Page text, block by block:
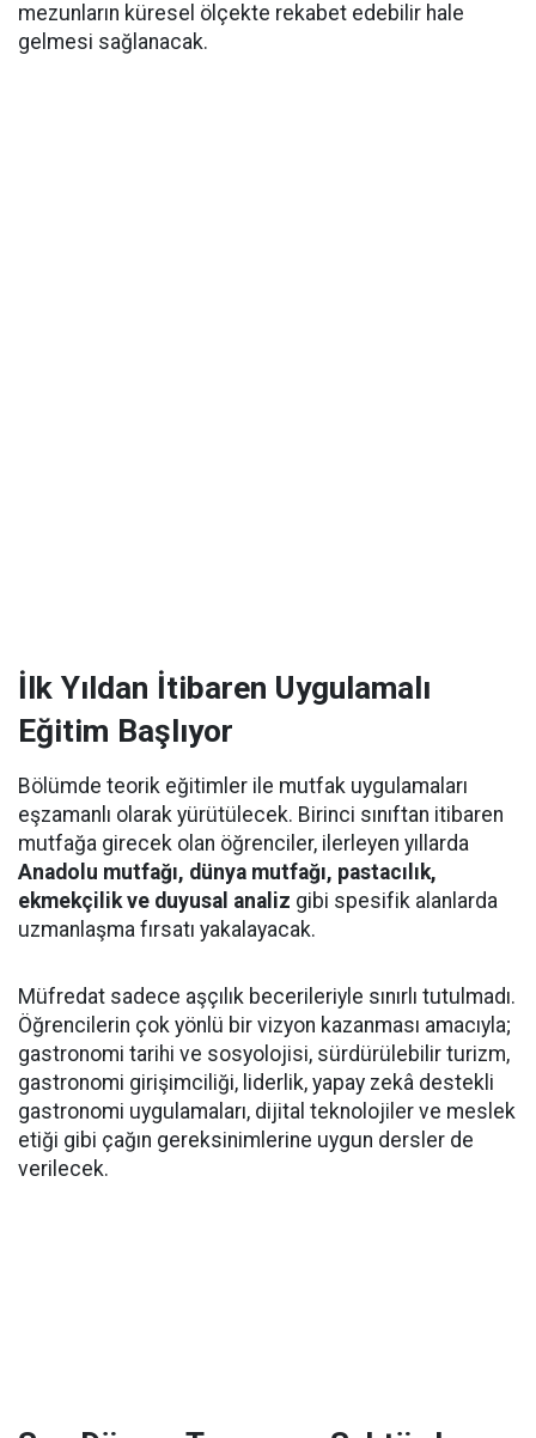
mezunların küresel ölçekte rekabet edebilir hale
gelmesi sağlanacak.
İlk Yıldan İtibaren Uygulamalı
Eğitim Başlıyor
Bölümde teorik eğitimler ile mutfak uygulamaları
eşzamanlı olarak yürütülecek. Birinci sınıftan itibaren
mutfağa girecek olan öğrenciler, ilerleyen yıllarda
Anadolu mutfağı, dünya mutfağı, pastacılık,
ekmekçilik ve duyusal analiz gibi spesifik alanlarda
uzmanlaşma fırsatı yakalayacak.
Müfredat sadece aşçılık becerileriyle sınırlı tutulmadı.
Öğrencilerin çok yönlü bir vizyon kazanması amacıyla;
gastronomi tarihi ve sosyolojisi, sürdürülebilir turizm,
gastronomi girişimciliği, liderlik, yapay zekâ destekli
gastronomi uygulamaları, dijital teknolojiler ve meslek
etiği gibi çağın gereksinimlerine uygun dersler de
verilecek.